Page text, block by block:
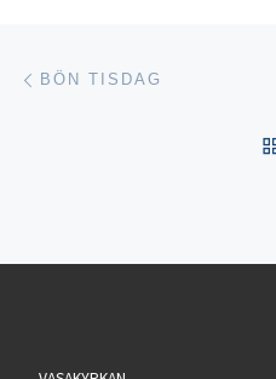
Inläggsnavigering
BÖN TISDAG